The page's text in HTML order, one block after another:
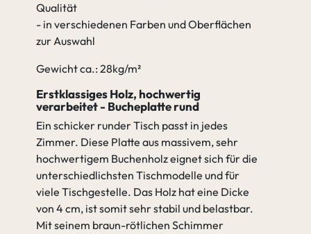
Qualität
- in verschiedenen Farben und Oberflächen
zur Auswahl
Gewicht ca.: 28kg/m²
Erstklassiges Holz, hochwertig
verarbeitet - Bucheplatte rund
Ein schicker runder Tisch passt in jedes
Zimmer. Diese Platte aus massivem, sehr
hochwertigem Buchenholz eignet sich für die
unterschiedlichsten Tischmodelle und für
viele Tischgestelle. Das Holz hat eine Dicke
von 4 cm, ist somit sehr stabil und belastbar.
Mit seinem braun-rötlichen Schimmer